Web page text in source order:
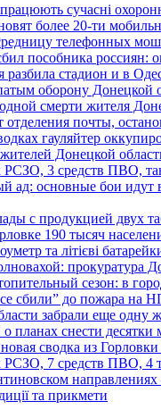
сучасні
более 20-ти
телефонных
пособника россиян:
разбила стадион и в
оборону Донецкой
смерти жителя
почты,
гауляйтер
Донецкой
3 средств ПВО,
ад: основные бои идут
с продукцией двух
190 тысяч
та літієві
прокуратура
сезон: в
сбили” до пожара на
забрали еще одну
планах снести десятки
сводка из
7 средств ПВО, 4
та прикмети